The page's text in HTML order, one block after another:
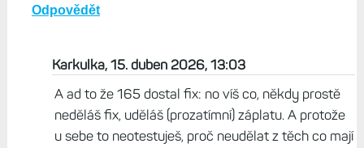
Odpovědět
Karkulka, 15. duben 2026, 13:03
A ad to že 165 dostal fix: no víš co, někdy prostě
neděláš fix, uděláš (prozatímní) záplatu. A protože
u sebe to neotestuješ, proč neudělat z těch co mají